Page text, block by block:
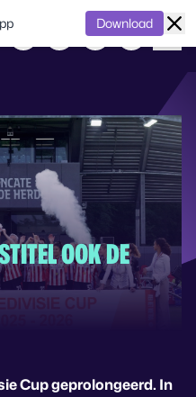
OOK DE
Cup geprolongeerd. In
Download